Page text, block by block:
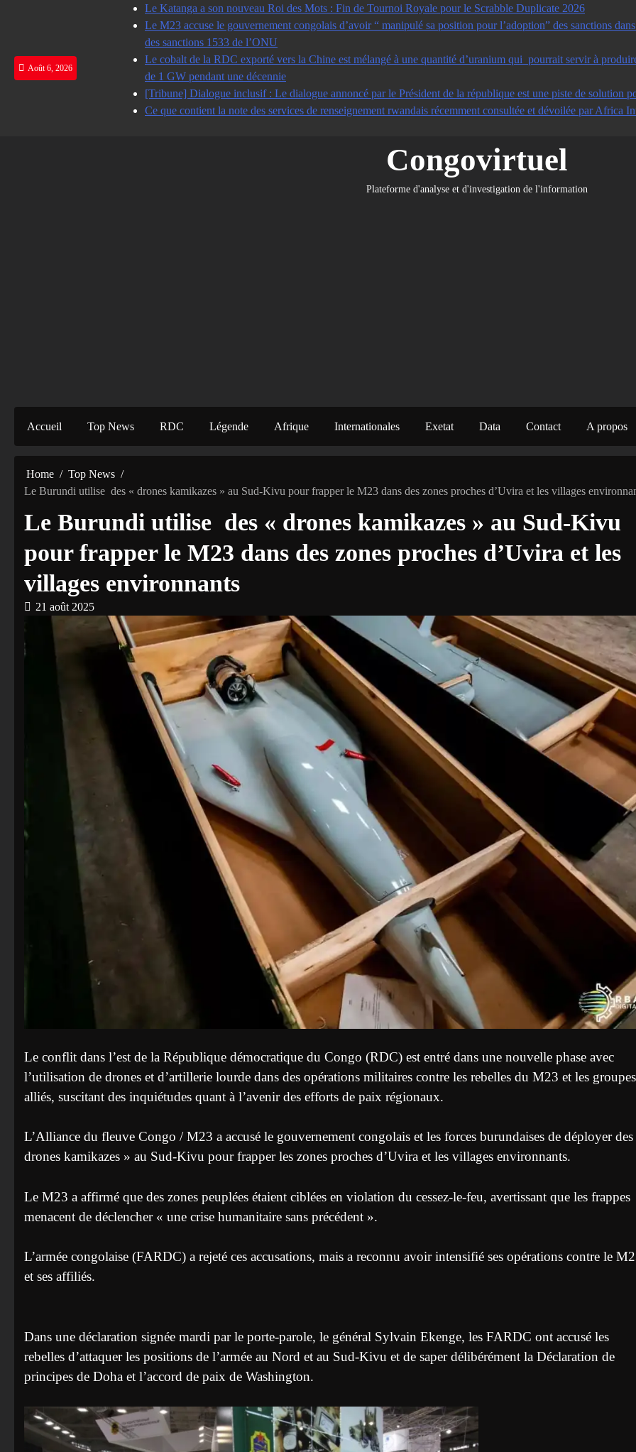
Août 6, 2026
Le Katanga a son nouveau Roi des Mots : Fin de Tournoi Royale pour le Scrabble Duplicate 2026
Le M23 accuse le gouvernement congolais d’avoir “ manipulé sa position pour l’adoption” des sanctions
des sanctions 1533 de l’ONU
Le cobalt de la RDC exporté vers la Chine est mélangé à une quantité d’uranium qui pourrait servir à
de 1 GW pendant une décennie
[Tribune] Dialogue inclusif : Le dialogue annoncé par le Président de la république est une piste de solution
Ce que contient la note des services de renseignement rwandais récemment consultée et dévoilée par Africa
Congovirtuel
Plateforme d'analyse et d'investigation de l'information
Accueil Top News RDC Légende Afrique Internationales Exetat Data Contact A propos
Home
Top News
Le Burundi utilise des « drones kamikazes » au Sud-Kivu pour frapper le M23 dans des zones proches d’Uvira et les villages
Le Burundi utilise des « drones kamikazes » au Sud-Kivu
pour frapper le M23 dans des zones proches d’Uvira et les
villages environnants
21 août 2025
Le conflit dans l’est de la République démocratique du Congo (RDC) est entré dans une nouvelle phase avec
l’utilisation de drones et d’artillerie lourde dans des opérations militaires contre les rebelles du M23 et les groupes
alliés, suscitant des inquiétudes quant à l’avenir des efforts de paix régionaux.
L’Alliance du fleuve Congo / M23 a accusé le gouvernement congolais et les forces burundaises de déployer
drones kamikazes » au Sud-Kivu pour frapper les zones proches d’Uvira et les villages environnants.
Le M23 a affirmé que des zones peuplées étaient ciblées en violation du cessez-le-feu, avertissant que les frappes
menacent de déclencher « une crise humanitaire sans précédent ».
L’armée congolaise (FARDC) a rejeté ces accusations, mais a reconnu avoir intensifié ses opérations contre le
et ses affiliés.
Dans une déclaration signée mardi par le porte-parole, le général Sylvain Ekenge, les FARDC ont accusé les
rebelles d’attaquer les positions de l’armée au Nord et au Sud-Kivu et de saper délibérément la Déclaration de
principes de Doha et l’accord de paix de Washington.